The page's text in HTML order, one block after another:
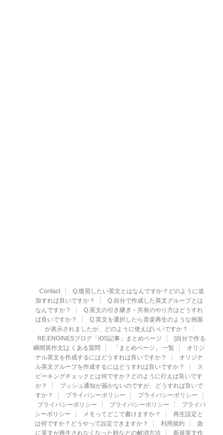
Contact
Q.復習したい英文とはなんですか？どのように追
加すれば良いですか？
Q.自分で作成した英文グループとは
なんですか？
Q.英文の引き継ぎ・共有のやり方はどうすれ
ば良いですか？
Q.英文を選択したら音楽再生のような画面
が表示されましたが、どのように使えばいいですか？
RE:ENGINESブログ「iOS記事」まとめページ
[自分で作る
瞬間英作文]よくある質問
「まとめページ」 一覧
オリジ
ナル英文を作成するにはどうすれば良いですか？
オリジナ
ル英文グループを作成するにはどうすれば良いですか？
ス
ピーキングチェックとは何ですか？どのように行えば良いです
か？
プッシュ通知が届かないのですが、どうすれば良いで
すか？
プライバシーポリシー
プライバシーポリシー
プライバシーポリシー
プライバシーポリシー
プライバ
シーポリシー
メモってどこで書けますか？
再生設定と
は何ですか？どうやって設定できますか？
利用規約
急
に英文が再生されなくなった時などの解消方法
新規英文作